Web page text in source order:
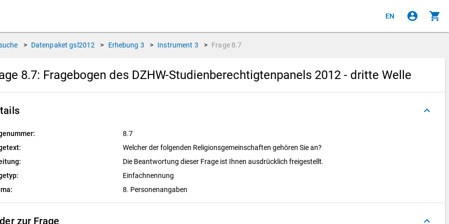
EN account_circle shopping_cart
> Datenpaket gsl2012 > Erhebung 3 > Instrument 3 > Frage 8.7
8.7: Fragebogen des DZHW-Studienberechtigtenpanels 2012 - dritte Welle
keyboard_arrow_up
8.7
Welcher der folgenden Religionsgemeinschaften gehören Sie an?
Die Beantwortung dieser Frage ist Ihnen ausdrücklich freigestellt.
Einfachnennung
8. Personenangaben
zur Frage keyboard_arrow_up